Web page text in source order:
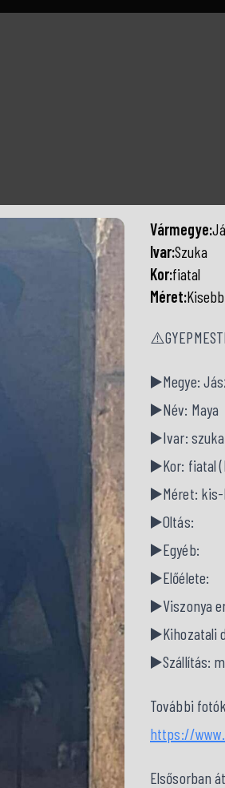
Vármegye:
Ivar:Szuka
Kor:fiatal
Méret:
▶️Megye:
▶️Név: Maya
▶️Ivar: szuka
▶️Kor: fiatal
▶️Méret:
▶️Oltás:
▶️Egyéb:
▶️Előélete:
▶️Viszonya
▶️Kihozatali
▶️Szállítás:
További
https://
Elsősorban